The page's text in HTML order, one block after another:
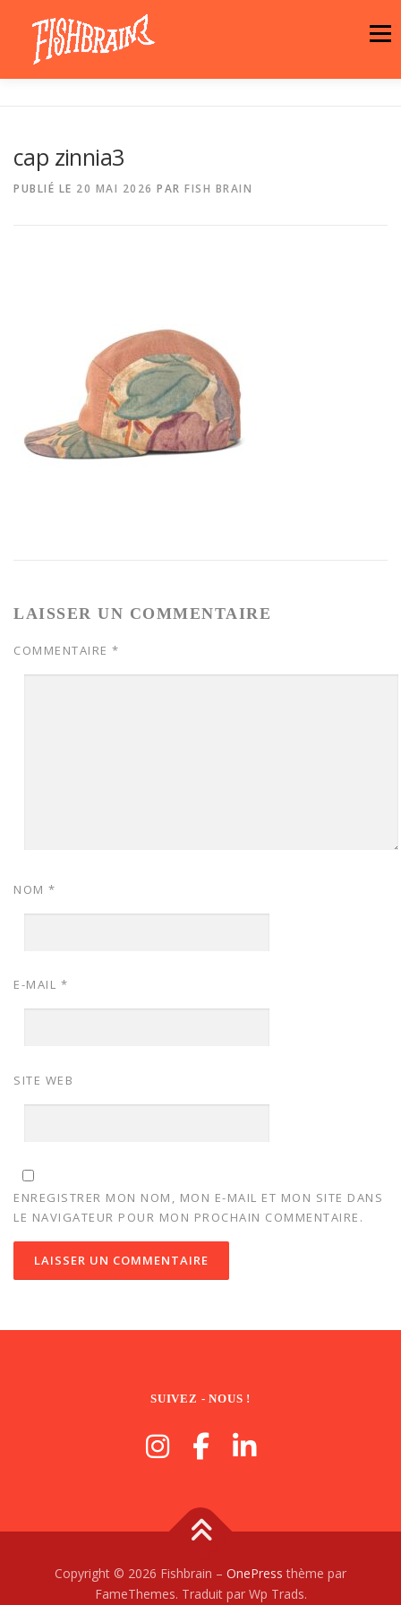
contenu
Menu
LA BOUTIQUE
cap zinnia3
PUBLIÉ LE 20 MAI 2026 PAR FISH BRAIN
LAISSER UN COMMENTAIRE
COMMENTAIRE *
NOM *
E-MAIL *
SITE WEB
ENREGISTRER MON NOM, MON E-MAIL ET MON SITE DANS
LE NAVIGATEUR POUR MON PROCHAIN COMMENTAIRE.
SUIVEZ - NOUS !
Copyright © 2026 Fishbrain – OnePress thème par
FameThemes. Traduit par Wp Trads.